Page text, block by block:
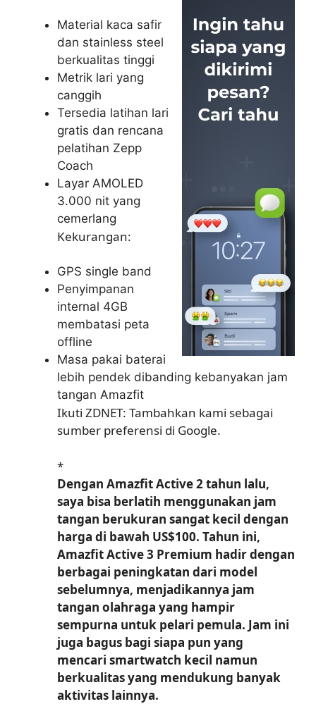
Material kaca safir
dan stainless steel
berkualitas tinggi
Metrik lari yang
canggih
Tersedia latihan lari
gratis dan rencana
pelatihan Zepp
Coach
Layar AMOLED
3.000 nit yang
cemerlang
Kekurangan:
GPS single band
Penyimpanan
internal 4GB
membatasi peta
offline
Masa pakai baterai
lebih pendek dibanding kebanyakan jam
tangan Amazfit
Ikuti ZDNET: Tambahkan kami sebagai
sumber preferensi di Google.
*
Dengan Amazfit Active 2 tahun lalu,
saya bisa berlatih menggunakan jam
tangan berukuran sangat kecil dengan
harga di bawah US$100. Tahun ini,
Amazfit Active 3 Premium hadir dengan
berbagai peningkatan dari model
sebelumnya, menjadikannya jam
tangan olahraga yang hampir
sempurna untuk pelari pemula. Jam ini
juga bagus bagi siapa pun yang
mencari smartwatch kecil namun
berkualitas yang mendukung banyak
aktivitas lainnya.